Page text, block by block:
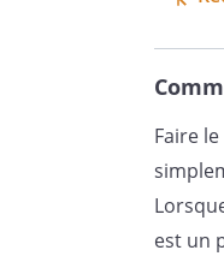
Faire
est un